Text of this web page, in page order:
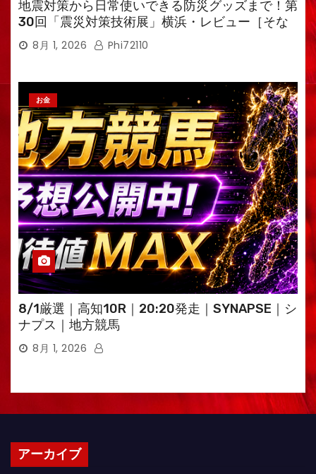
地震対策から日常使いできる防災グッズまで！第
30回「震災対策技術展」横浜・レビュー［そな
えるTV・高荷智也］
8月 1, 2026 Phi72110
お金
8/1厳選｜高知10R｜20:20発走｜SYNAPSE｜シ
ナプス｜地方競馬
8月 1, 2026
アーカイブ